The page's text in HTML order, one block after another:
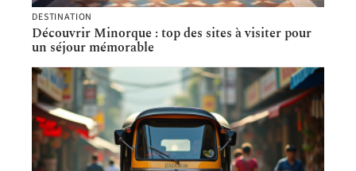
DESTINATION
Découvrir Minorque : top des sites à visiter pour
un séjour mémorable